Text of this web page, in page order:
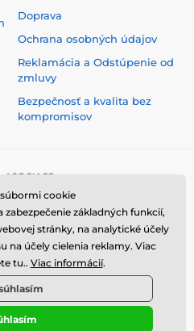
Doprava
Ochrana osobných údajov
Reklamácia a Odstúpenie od
zmluvy
Bezpečnosť a kvalita bez
kompromisov
⦁ E-shop vytvorila
cookie
základných funkcií,
stránky, na analytické účely
na účely cielenia reklamy. Viac
tu.. Viac informácií.